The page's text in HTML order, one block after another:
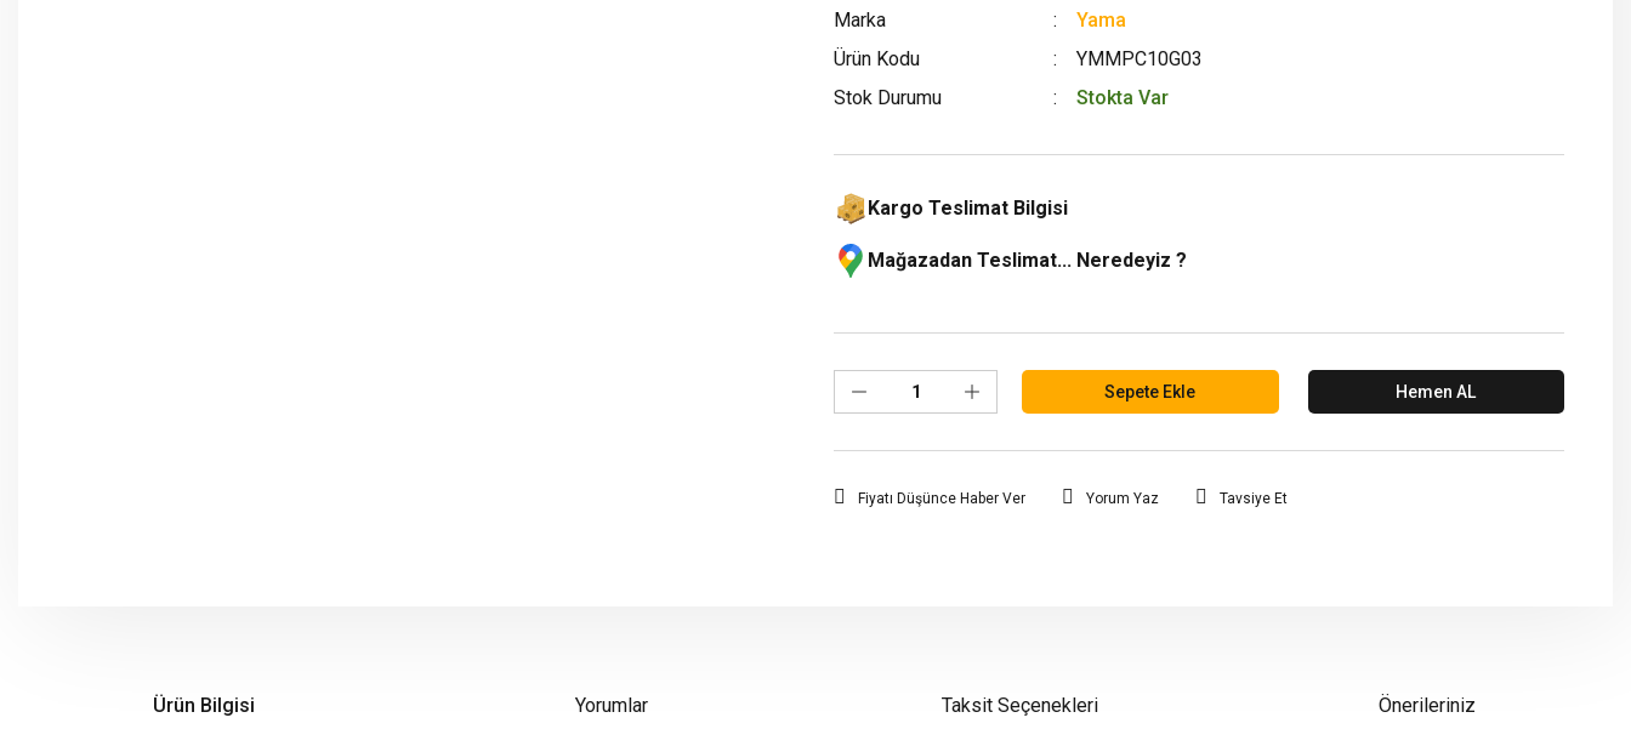
Marka
Yama
Ürün Kodu
YMMPC10G03
Stok Durumu
Stokta Var
Kargo Teslimat Bilgisi
Mağazadan Teslimat... Neredeyiz ?
Sepete Ekle Hemen AL
Fiyatı Düşünce Haber Ver Yorum Yaz Tavsiye Et
Ürün Bilgisi Yorumlar Taksit Seçenekleri Önerileriniz